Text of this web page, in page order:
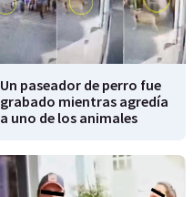
Un paseador de perro fue
grabado mientras agredía
a uno de los animales